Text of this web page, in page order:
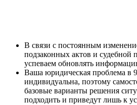
В связи с постоянным
подзаконных актов и судебной
успеваем обновлять
Ваша юридическая проблема в
индивидуальна, поэтому
базовые варианты решения
подходить и приведут лишь к